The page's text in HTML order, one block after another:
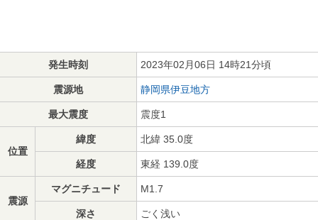
発生時刻 2023年02月06日 14時21分頃
震源地 静岡県伊豆地方
最大震度 震度1
位置
緯度 北緯 35.0度
経度 東経 139.0度
震源
マグニチュード M1.7
深さ ごく浅い